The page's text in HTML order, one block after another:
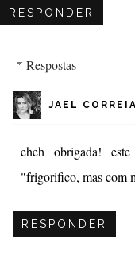
RESPONDER
Respostas
JAEL CORREIA
eheh obrigada!
"frigorifico, mas com
RESPONDER